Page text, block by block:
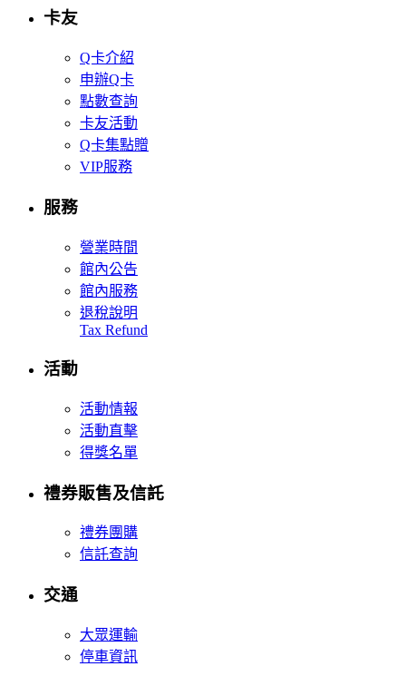
卡友
Q卡介紹
申辦Q卡
點數查詢
卡友活動
Q卡集點贈
VIP服務
服務
營業時間
館內公告
館內服務
退稅說明
Tax Refund
活動
活動情報
活動直擊
得獎名單
禮券販售及信託
禮券團購
信託查詢
交通
大眾運輸
停車資訊